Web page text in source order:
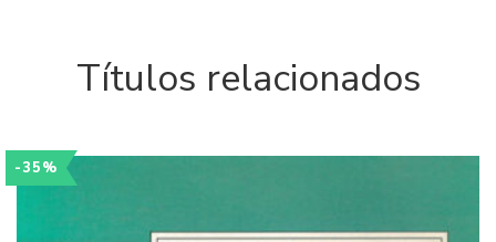
Títulos relacionados
-35%